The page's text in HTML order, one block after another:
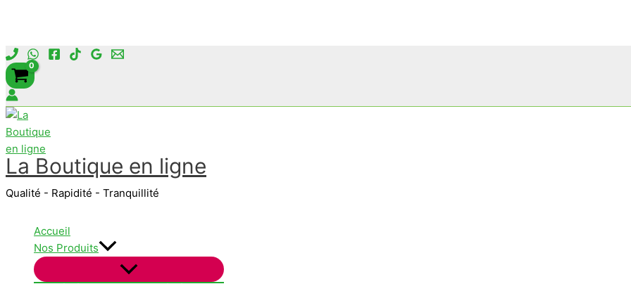
Aller
au
contenu
La Boutique en ligne
Qualité - Rapidité - Tranquillité
Accueil
Nos Produits